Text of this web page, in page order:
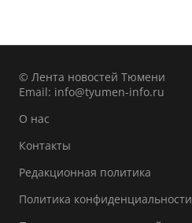
© Лента новостей Тюмени
Email: info@tyumen-info.ru
О нас
Контакты
Редакционная политика
Политика конфиденциальности